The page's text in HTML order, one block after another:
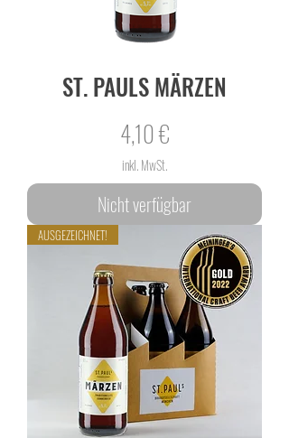
ST. PAULS MÄRZEN
Preis
4,10 €
inkl. MwSt.
Nicht verfügbar
AUSGEZEICHNET!